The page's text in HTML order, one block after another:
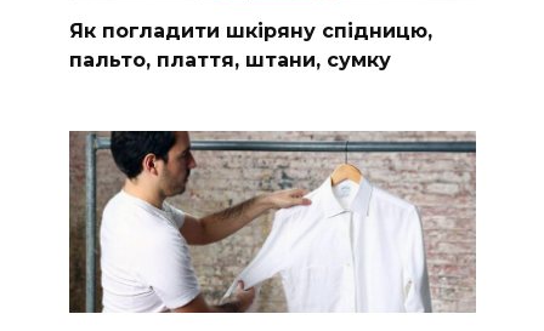
Як погладити шкіряну спідницю,
пальто, плаття, штани, сумку